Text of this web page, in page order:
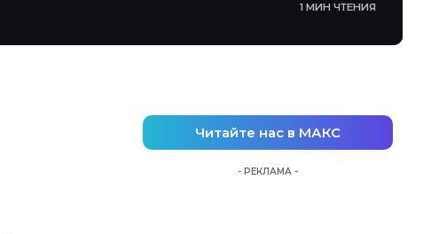
1 МИН ЧТЕНИЯ
Читайте нас в МАКС
- РЕКЛАМА -